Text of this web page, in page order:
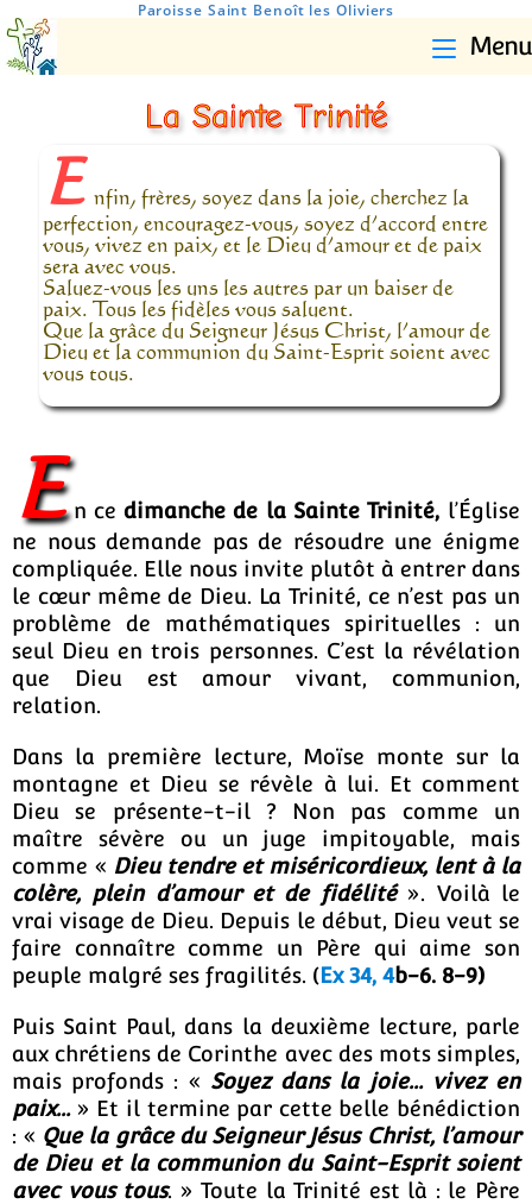
Paroisse Saint Benoît les Oliviers
Menu
La Sainte Trinité
E nfin, frères, soyez dans la joie, cherchez la
perfection, encouragez-vous, soyez d’accord entre
vous, vivez en paix, et le Dieu d’amour et de paix
sera avec vous.
Saluez-vous les uns les autres par un baiser de
paix. Tous les fidèles vous saluent.
Que la grâce du Seigneur Jésus Christ, l’amour de
Dieu et la communion du Saint-Esprit soient avec
vous tous.
E n ce dimanche de la Sainte Trinité, l’Église
ne nous demande pas de résoudre une énigme
compliquée. Elle nous invite plutôt à entrer dans
le cœur même de Dieu. La Trinité, ce n’est pas un
problème de mathématiques spirituelles : un
seul Dieu en trois personnes. C’est la révélation
que Dieu est amour vivant, communion,
relation.
Dans la première lecture, Moïse monte sur la
montagne et Dieu se révèle à lui. Et comment
Dieu se présente-t-il ? Non pas comme un
maître sévère ou un juge impitoyable, mais
comme « Dieu tendre et miséricordieux, lent à la
colère, plein d’amour et de fidélité ». Voilà le
vrai visage de Dieu. Depuis le début, Dieu veut se
faire connaître comme un Père qui aime son
peuple malgré ses fragilités. (Ex 34, 4b-6. 8-9)
Puis Saint Paul, dans la deuxième lecture, parle
aux chrétiens de Corinthe avec des mots simples,
mais profonds : « Soyez dans la joie… vivez en
paix…» Et il termine par cette belle bénédiction
: « Que la grâce du Seigneur Jésus Christ, l’amour
de Dieu et la communion du Saint-Esprit soient
avec vous tous. » Toute la Trinité est là : le Père